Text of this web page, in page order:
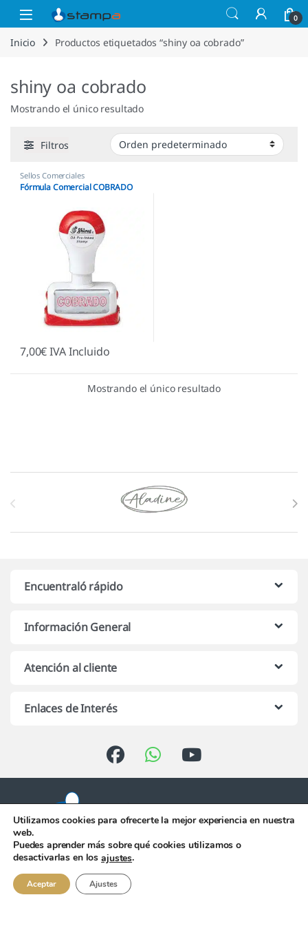
Saltar a la navegación
Saltar al contenido
Open 0
Inicio Productos etiquetados “shiny oa cobrado”
shiny oa cobrado
Mostrando el único resultado
Filtros
Sellos Comerciales
Fórmula Comercial COBRADO
7,00€IVA Incluido
Mostrando el único resultado
Marcas De Carrusel
Encuentraló rápido
Información General
Atención al cliente
Enlaces de Interés
Atención telefónica de 10:00 h.
956 344 058
Utilizamos cookies para ofrecerte la mejor experiencia en nuestra
web.
Puedes aprender más sobre qué cookies utilizamos o
desactivarlas en losajustes.
Aceptar Ajustes